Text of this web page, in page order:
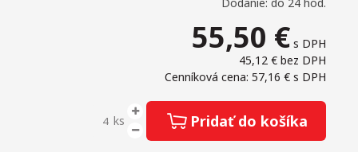
55,50 € s DPH
45,12 € bez DPH
Cenníková cena: 57,16 € s DPH
ks Pridať do košíka